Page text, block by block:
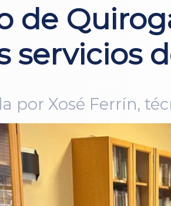
de
servicios
por Xosé Ferrín,